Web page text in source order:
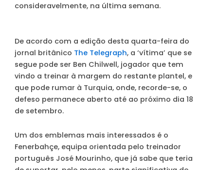
consideravelmente, na última semana.
De acordo com a edição desta quarta-feira do
jornal britânico The Telegraph, a ‘vítima’ que se
segue pode ser Ben Chilwell, jogador que tem
vindo a treinar à margem do restante plantel, e
que pode rumar à Turquia, onde, recorde-se, o
defeso permanece aberto até ao próximo dia 18
de setembro.
Um dos emblemas mais interessados é o
Fenerbahçe, equipa orientada pelo treinador
português José Mourinho, que já sabe que teria